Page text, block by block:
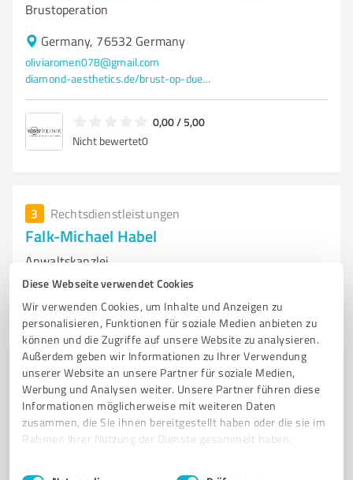
Diese Webseite verwendet Cookies
Wir verwenden Cookies, um Inhalte und Anzeigen zu
personalisieren, Funktionen für soziale Medien anbieten zu
können und die Zugriffe auf unsere Website zu analysieren.
Außerdem geben wir Informationen zu Ihrer Verwendung
unserer Website an unsere Partner für soziale Medien,
Werbung und Analysen weiter. Unsere Partner führen diese
Informationen möglicherweise mit weiteren Daten
zusammen, die Sie ihnen bereitgestellt haben oder die sie im
Rahmen Ihrer Nutzung der Dienste gesammelt haben.
Impressum Datenschutzbestimmungen
Einwilligungsauswahl
Brustoperation
Germany, 76532 Germany
oliviaromen078@gmail.com
diamond-aesthetics.de/brust-op-duesseldorf/
0,00 / 5,00
Nicht bewertet0
3 Rechtsdienstleistungen
Falk-Michael Habel
Anwaltskanzlei
Tannenweg 60, 76547 Sinzheim
Tel. +49 07221-8589160
post@ra-habel.com
ra-habel.com
0,00 / 5,00
Nicht bewertet0